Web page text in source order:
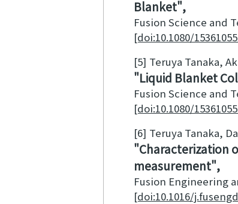
Blanket
Fusion Science and
[doi:10.1080/
[5] Teruya Tanaka,
Liquid Blanket
Fusion Science and
[doi:10.1080/
[6] Teruya Tanaka,
Characterization
measurement
Fusion Engineering
[doi:10.1016/